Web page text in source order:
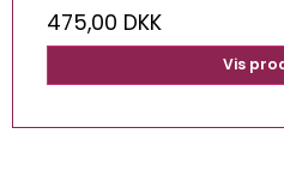
475,00 DKK
Vis